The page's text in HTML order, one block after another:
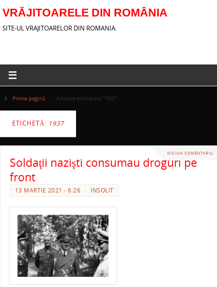
VRĂJITOARELE DIN ROMÂNIA
SITE-UL VRAJITOARELOR DIN ROMANIA.
Prima pagină » Articole etichetate "1937"
ETICHETĂ: 1937
NICIUN COMENTARIU
Soldaţii nazişti consumau droguri pe
front
13 MARTIE 2021 - 6:26 INSOLIT